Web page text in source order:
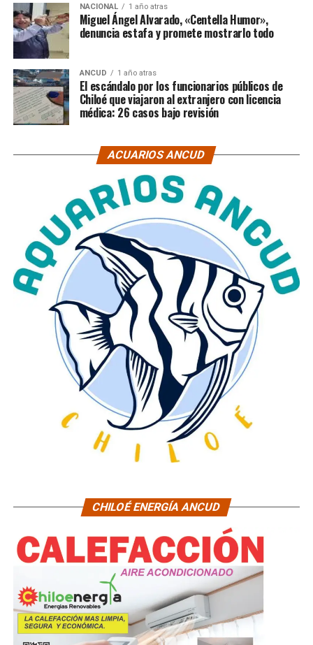
NACIONAL 1 año atras
Miguel Ángel Alvarado, «Centella Humor»,
denuncia estafa y promete mostrarlo todo
ANCUD 1 año atras
El escándalo por los funcionarios públicos de
Chiloé que viajaron al extranjero con licencia
médica: 26 casos bajo revisión
ACUARIOS ANCUD
CHILOÉ ENERGÍA ANCUD